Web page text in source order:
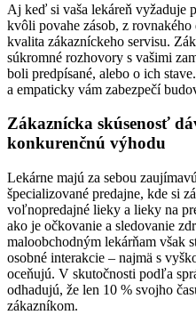
Aj keď si vaša lekáreň vyžaduje
kvôli povahe zásob, z
kvalita zákazníckeho servisu.
súkromné rozhovory s vašimi
boli predpísané, alebo o ich
a empaticky vám zabezpečí
Zákaznícka skúsenosť
konkurenčnú výhodu
Lekárne majú za sebou
špecializované predajne, kde si
voľnopredajné lieky a lieky na
ako je očkovanie a sledovanie
maloobchodným lekárňam však
osobné interakcie – najmä s
oceňujú. V skutočnosti podľa
odhadujú, že len 10 % svojho
zákazníkom.